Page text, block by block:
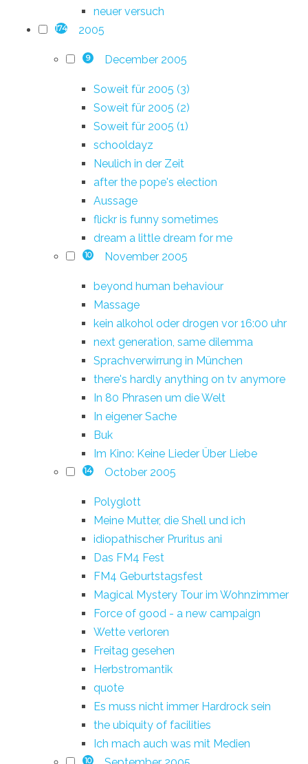
neuer versuch
174 2005
9 December 2005
Soweit für 2005 (3)
Soweit für 2005 (2)
Soweit für 2005 (1)
schooldayz
Neulich in der Zeit
after the pope's election
Aussage
flickr is funny sometimes
dream a little dream for me
10 November 2005
beyond human behaviour
Massage
kein alkohol oder drogen vor 16:00 uhr
next generation, same dilemma
Sprachverwirrung in München
there's hardly anything on tv anymore
In 80 Phrasen um die Welt
In eigener Sache
Buk
Im Kino: Keine Lieder Über Liebe
14 October 2005
Polyglott
Meine Mutter, die Shell und ich
idiopathischer Pruritus ani
Das FM4 Fest
FM4 Geburtstagsfest
Magical Mystery Tour im Wohnzimmer
Force of good - a new campaign
Wette verloren
Freitag gesehen
Herbstromantik
quote
Es muss nicht immer Hardrock sein
the ubiquity of facilities
Ich mach auch was mit Medien
10